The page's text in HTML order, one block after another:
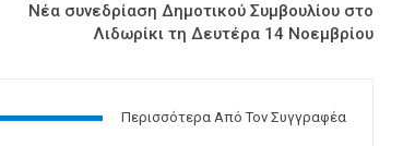
Νέα συνεδρίαση Δημοτικού Συμβουλίου στο
Λιδωρίκι τη Δευτέρα 14 Νοεμβρίου
Περισσότερα Από Τον Συγγραφέα